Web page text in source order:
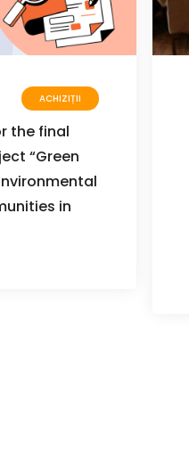
ACHIZIȚII
the final
“Green
in